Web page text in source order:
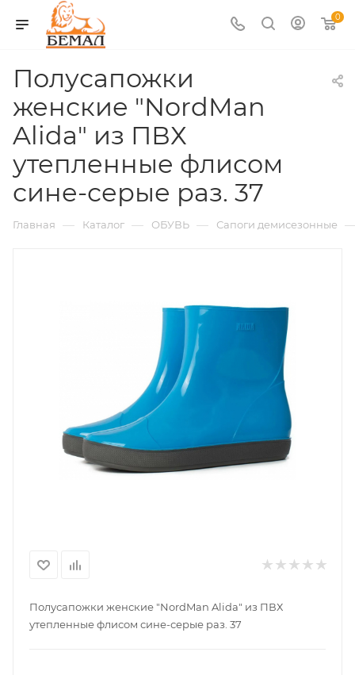
0
Полусапожки
женские "NordMan
Alida" из ПВХ
утепленные флисом
сине-серые раз. 37
Главная — Каталог — ОБУВЬ — Сапоги демисезонные
Полусапожки женские "NordMan Alida" из ПВХ
утепленные флисом сине-серые раз. 37